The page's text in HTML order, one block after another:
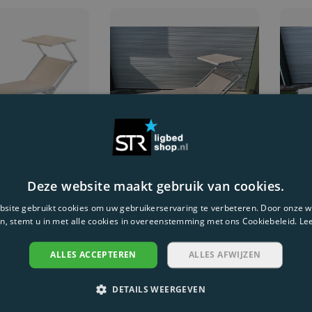
traditioneel
ligbed met
voor het makkelijk
Extra Lang
4 op voorraad
Ligbed Rio Extra Lang is een
Italiaans inklapbaar aluminium
ligbed met een zeer gemakkelijk
5 positi
€425,00
4 op
Ligbed
5 positie
Deze website maakt gebruik van cookies.
gebruikt cookies om uw gebruikerservaring te verbeteren. Door onze
stemt u in met alle cookies in overeenstemming met ons Cookiebeleid.
ALLES ACCEPTEREN ALLES AFWIJZEN
DETAILS WEERGEVEN